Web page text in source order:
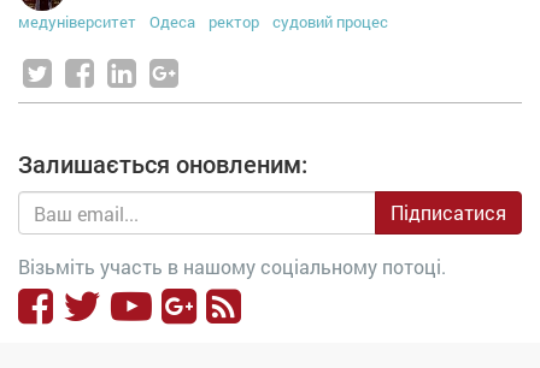
медуніверситет
Одеса ректор судовий процес
Залишається оновленим:
Підписатися
Візьміть участь в нашому соціальному потоці.